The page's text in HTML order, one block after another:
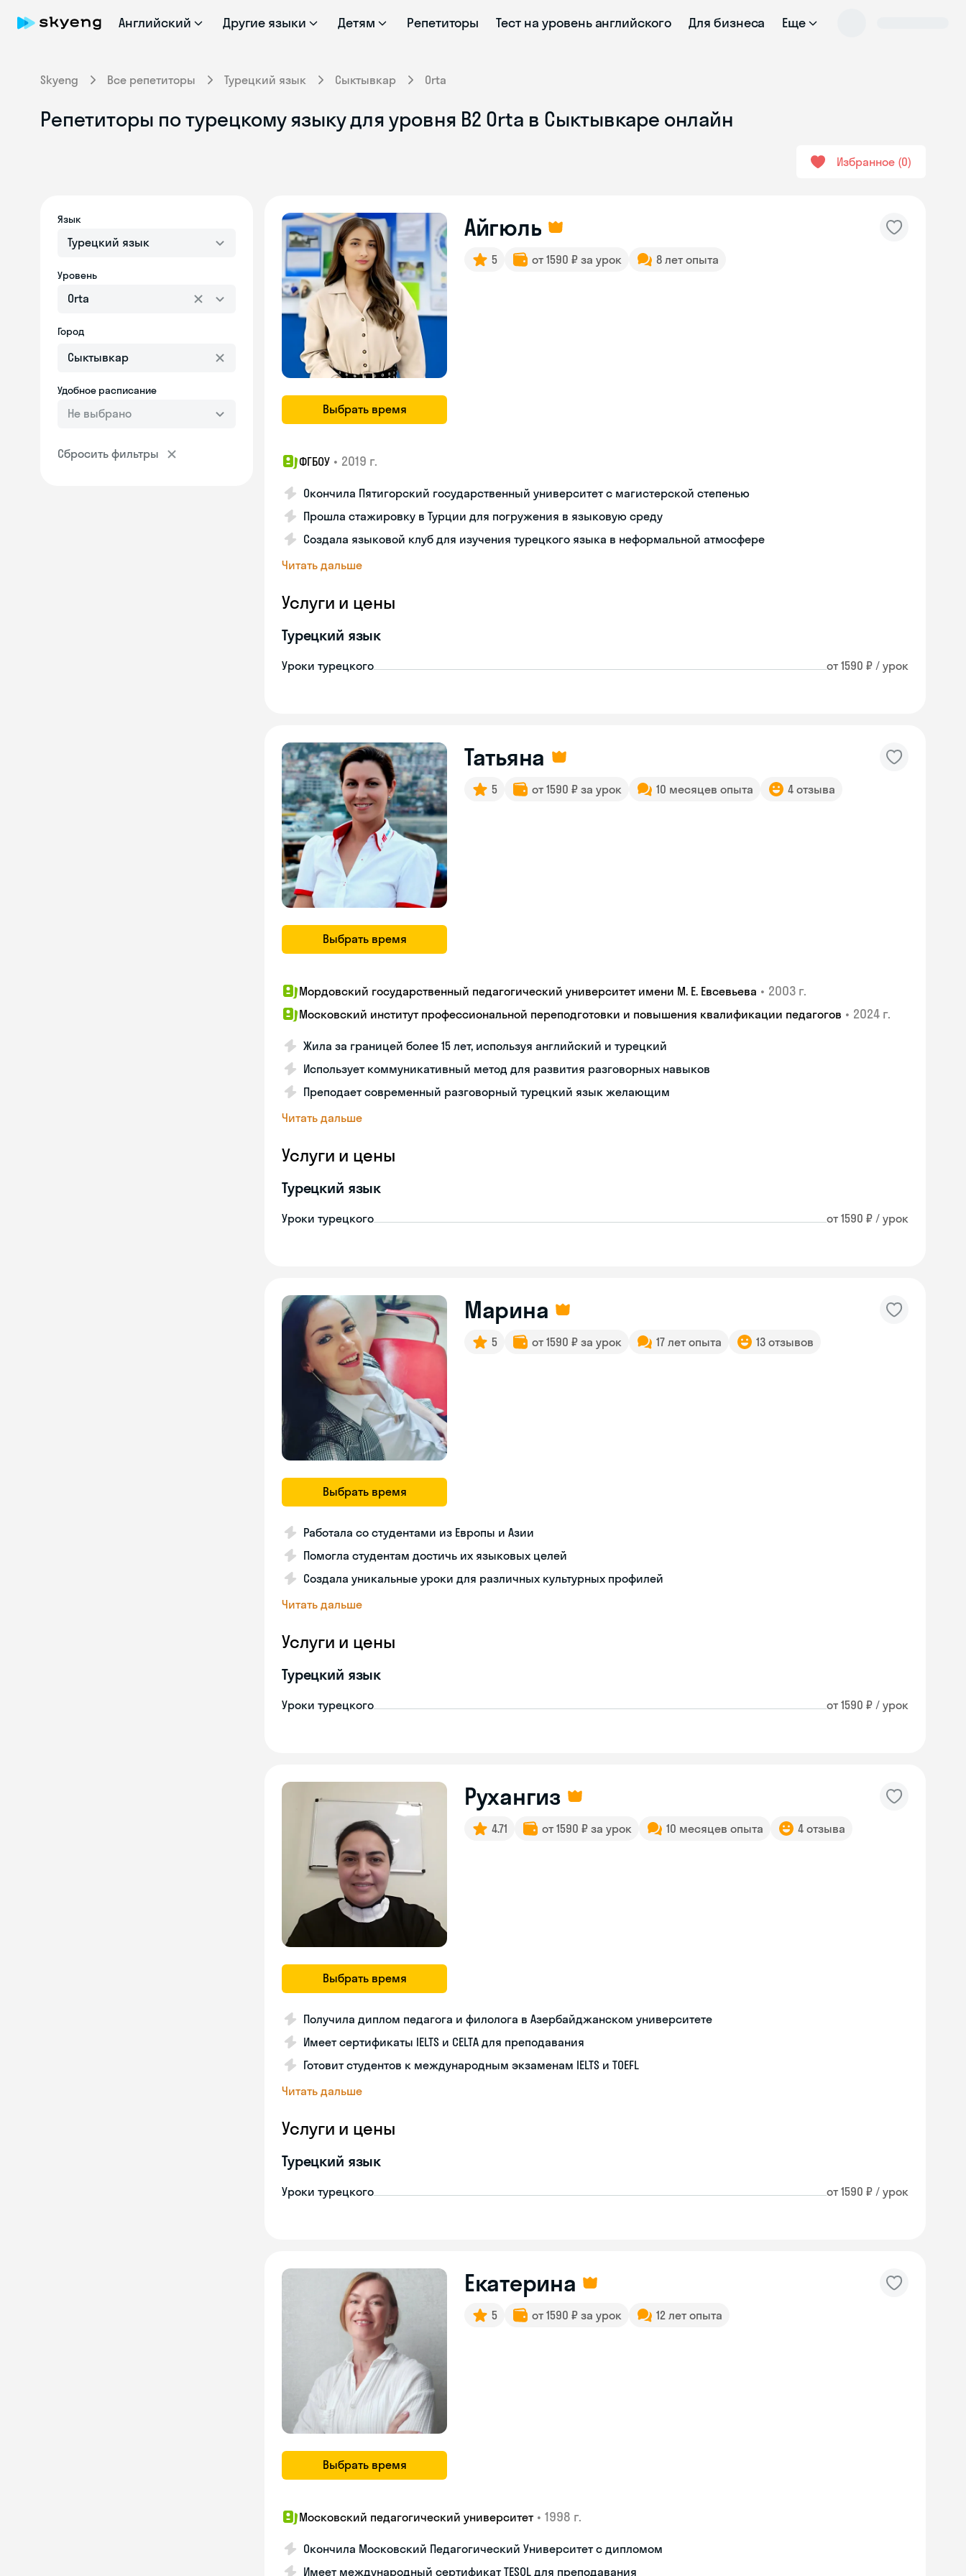
Английский Другие языки Детям Репетиторы Тест на уровень английского Для бизнеса Еще
Skyeng Все репетиторы Турецкий язык Сыктывкар Orta
Репетиторы по турецкому языку для уровня B2 Orta в Сыктывкаре онлайн
Избранное 0
Язык
Турецкий язык
Уровень
Orta
Город
Удобное расписание
Не выбрано
Сбросить фильтры
Выбрать время
Айгюль
5 от 1590 ₽ за урок 8 лет опыта
ФГБОУ • 2019 г.
Окончила Пятигорский государственный университет с магистерской степенью
Прошла стажировку в Турции для погружения в языковую среду
Создала языковой клуб для изучения турецкого языка в неформальной атмосфере
Читать дальше
Услуги и цены
Турецкий язык
Уроки турецкого от 1590 ₽ / урок
Выбрать время
Татьяна
5 от 1590 ₽ за урок 10 месяцев опыта 4 отзыва
Мордовский государственный педагогический университет имени М. Е. Евсевьева • 2003 г.
Московский институт профессиональной переподготовки и повышения квалификации педагогов • 2024 г.
Жила за границей более 15 лет, используя английский и турецкий
Использует коммуникативный метод для развития разговорных навыков
Преподает современный разговорный турецкий язык желающим
Читать дальше
Услуги и цены
Турецкий язык
Уроки турецкого от 1590 ₽ / урок
Выбрать время
Марина
5 от 1590 ₽ за урок 17 лет опыта 13 отзывов
Работала со студентами из Европы и Азии
Помогла студентам достичь их языковых целей
Создала уникальные уроки для различных культурных профилей
Читать дальше
Услуги и цены
Турецкий язык
Уроки турецкого от 1590 ₽ / урок
Выбрать время
Рухангиз
4.71 от 1590 ₽ за урок 10 месяцев опыта 4 отзыва
Получила диплом педагога и филолога в Азербайджанском университете
Имеет сертификаты IELTS и CELTA для преподавания
Готовит студентов к международным экзаменам IELTS и TOEFL
Читать дальше
Услуги и цены
Турецкий язык
Уроки турецкого от 1590 ₽ / урок
Выбрать время
Екатерина
5 от 1590 ₽ за урок 12 лет опыта
Московский педагогический университет • 1998 г.
Окончила Московский Педагогический Университет с дипломом
Имеет международный сертификат TESOL для преподавания